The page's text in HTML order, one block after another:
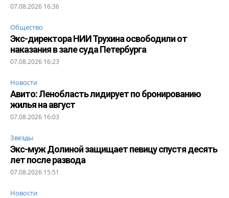
07.08.2026 16:36
Общество
Экс-директора НИИ Трухина освободили от
наказания в зале суда Петербурга
07.08.2026 16:23
Новости
Авито: Ленобласть лидирует по бронированию
жилья на август
07.08.2026 16:03
Звезды
Экс-муж Долиной защищает певицу спустя десять
лет после развода
07.08.2026 15:51
Новости